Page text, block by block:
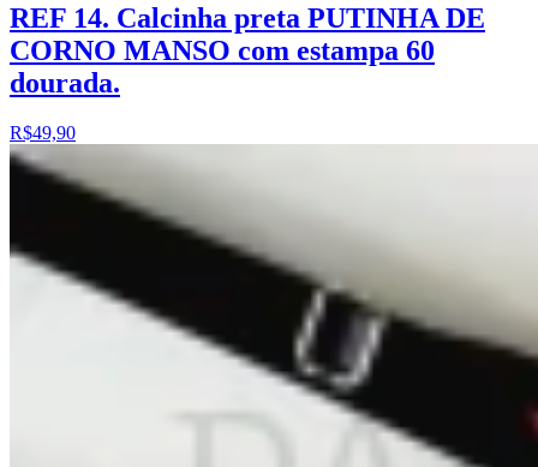
REF 14. Calcinha preta PUTINHA DE
CORNO MANSO com estampa 60
dourada.
R$49,90